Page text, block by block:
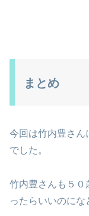
まとめ
今回は竹内豊さん
でした。
竹内豊さんも５０
ったらいいのにな